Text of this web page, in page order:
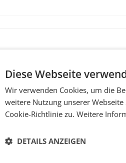
XING Teilen
Diese Webseite
Wir verwenden Cookies, um die
weitere Nutzung unserer
Cookie-Richtlinie zu. Weitere
DETAILS ANZEIGEN